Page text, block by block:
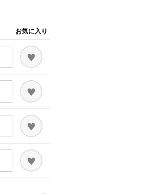
お気に入り